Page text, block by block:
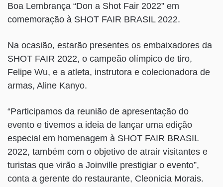
Boa Lembrança “Don a Shot Fair 2022” em
comemoração à SHOT FAIR BRASIL 2022.
Na ocasião, estarão presentes os embaixadores da
SHOT FAIR 2022, o campeão olímpico de tiro,
Felipe Wu, e a atleta, instrutora e colecionadora de
armas, Aline Kanyo.
“Participamos da reunião de apresentação do
evento e tivemos a ideia de lançar uma edição
especial em homenagem à SHOT FAIR BRASIL
2022, também com o objetivo de atrair visitantes e
turistas que virão a Joinville prestigiar o evento”,
conta a gerente do restaurante, Cleonicia Morais.